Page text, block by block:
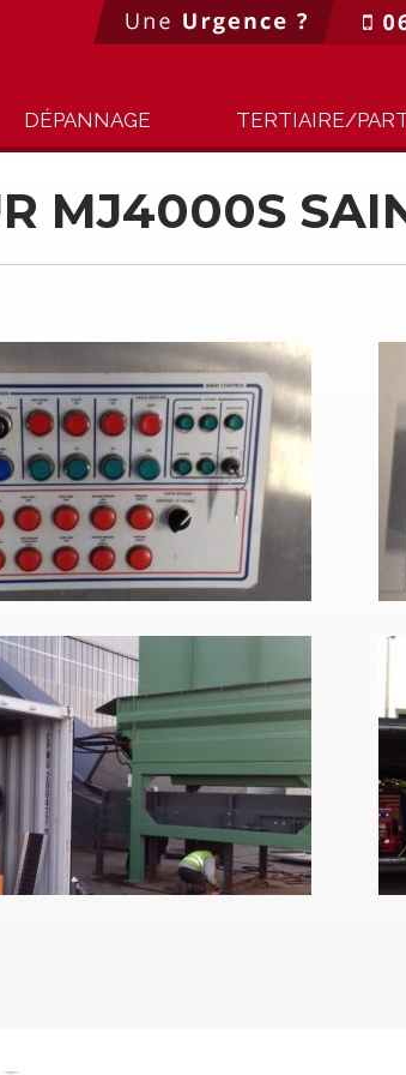
DÉPANNAGE TERTIAIRE/
MJ4000S